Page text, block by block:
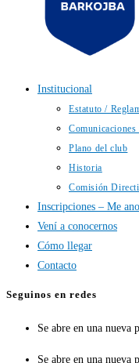
Institucional
Estatuto /
Comunicaciones
Plano del club
Historia
Comisión
Inscripciones – Me
Vení a conocernos
Cómo llegar
Contacto
Seguinos en redes
Se abre en una nueva
Se abre en una nueva